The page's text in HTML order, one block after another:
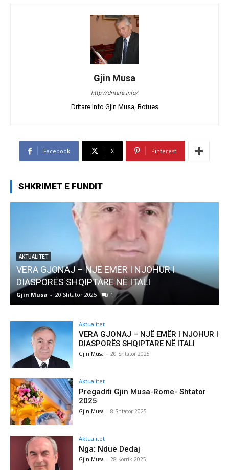
Gjin Musa
http://dritare.info/
Dritare.Info Gjin Musa, Botues
Facebook X Pinterest
SHKRIMET E FUNDIT
I NJOHUR I
ITALI
AKTUALITET
Pregaditi Gjin Musa-Rome-
Gjin Musa 8 Shtator 2025
Aktualitet
VERA GJONAJ – NJË EMËR I NJOHUR I
DIASPORËS SHQIPTARE NË ITALI
Gjin Musa - 20 Shtator 2025
Aktualitet
Pregaditi Gjin Musa-Rome- Shtator
2025
Gjin Musa - 8 Shtator 2025
Aktualitet
Nga: Ndue Dedaj
Gjin Musa - 28 Korrik 2025